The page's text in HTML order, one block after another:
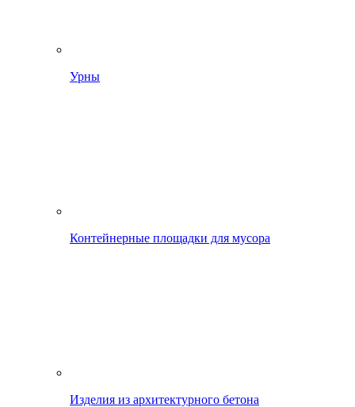
Урны
Контейнерные площадки для мусора
Изделия из архитектурного бетона